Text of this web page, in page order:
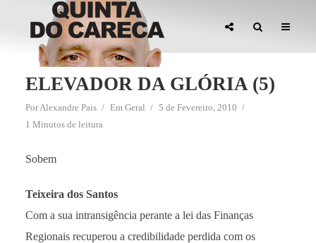
ELEVADOR DA GLÓRIA (5)
PorAlexandre Pais Em Geral
5 de Fevereiro, 2010
1 Minutos de leitura
Sobem
Teixeira dos Santos
Com a sua intransigência perante a lei das Finanças
Regionais recuperou a credibilidade perdida com os